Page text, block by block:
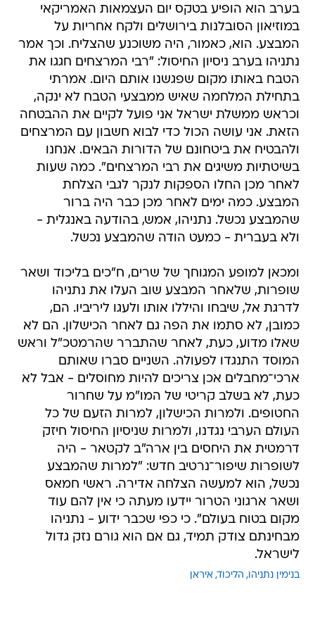
בערב הוא הופיע בטקס יום העצמאות האמריקאי
במוזיאון הסובלנות בירושלים ולקח אחריות על
המבצע. הוא, כאמור, היה משוכנע שהצליח. וכך אמר
נתניהו בערב ניסיון החיסול: "רבי המרצחים חגגו את
הטבח באותו מקום שפגשנו אותם היום. אמרתי
בתחילת המלחמה שאיש ממבצעי הטבח לא ינקה,
וכראש ממשלת ישראל אני פועל לקיים את ההבטחה
הזאת. אני עושה הכול כדי לבוא חשבון עם המרצחים
ולהבטיח את ביטחונם של הדורות הבאים. אנחנו
בשיטתיות משיגים את רבי המרצחים". כמה שעות
לאחר מכן החלו הספקות לנקר לגבי הצלחת
המבצע. כמה ימים לאחר מכן כבר היה ברור
שהמבצע נכשל. נתניהו, אמש, בהודעה באנגלית -
ולא בעברית - כמעט הודה שהמבצע נכשל.
ומכאן למופע המגוחך של שרים, ח"כים בליכוד ושאר
שופרות, שלאחר המבצע שוב העלו את נתניהו
לדרגת אל, שיבחו והיללו אותו ולעגו ליריביו. הם,
כמובן, לא סתמו את הפה גם לאחר הכישלון. הם לא
שאלו מדוע, כעת, לאחר שהתברר שהרמטכ"ל וראש
המוסד התנגדו לפעולה. השניים סברו שאותם
ארכי־מחבלים אכן צריכים להיות מחוסלים - אבל לא
כעת, לא בשלב קריטי של המו"מ על שחרור
החטופים. ולמרות הכישלון, למרות הזעם של כל
העולם הערבי נגדנו, ולמרות שניסיון החיסול חיזק
דרמטית את היחסים בין ארה"ב לקטאר - היה
לשופרות שיפור־נרטיב חדש: "למרות שהמבצע
נכשל, הוא למעשה הצלחה אדירה. ראשי חמאס
ושאר ארגוני הטרור יידעו מעתה כי אין להם עוד
מקום בטוח בעולם". כי כפי שכבר ידוע - נתניהו
מבחינתם צודק תמיד, גם אם הוא גורם נזק גדול
לישראל.
בנימין נתניהו הליכוד איראן